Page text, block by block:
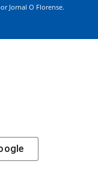
Jornal O Florense.